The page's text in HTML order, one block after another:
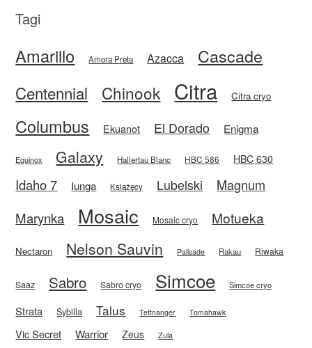
Tagi
Amarillo Amora Preta Azacca Cascade
Centennial Chinook Citra Citra cryo
Columbus Ekuanot El Dorado Enigma
Equinox Galaxy Hallertau Blanc HBC 586 HBC 630
Idaho 7 Iunga Książęcy Lubelski
Magnum
Marynka
Mosaic Mosaic cryo Motueka
Nectaron Nelson Sauvin Palisade Rakau Riwaka
Saaz Sabro Sabro cryo Simcoe Simcoe cryo
Strata Sybilla Talus Tettnanger Tomahawk
Vic Secret Warrior Zeus Zula